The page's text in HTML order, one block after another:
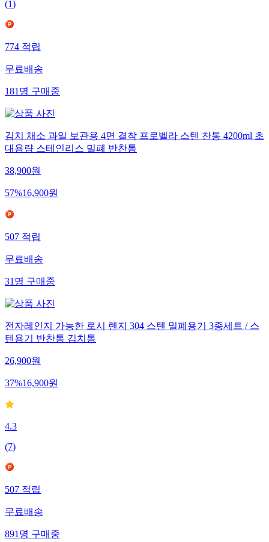
(1)
774적립
무료배송
181명구매중
김치 채소 과일 보관용 4면 결착 프로벨라 스텐 찬통 4200ml 초
대용량 스테인리스 밀폐 반찬통
38,900원
57%16,900원
507적립
무료배송
31명구매중
전자레인지 가능한 로시 렌지 304 스텐 밀폐용기 3종세트 / 스
텐용기 반찬통 김치통
26,900원
37%16,900원
4.3
(7)
507적립
무료배송
891명구매중